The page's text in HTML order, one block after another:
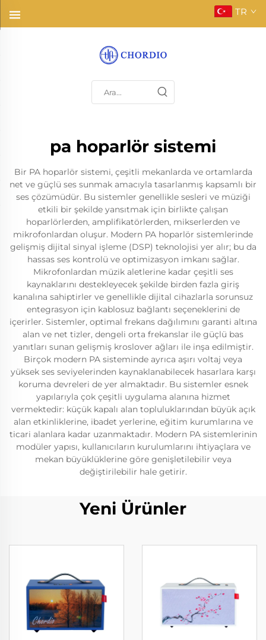
TR
pa hoparlör sistemi
Bir PA hoparlör sistemi, çeşitli mekanlarda ve ortamlarda
net ve güçlü ses sunmak amacıyla tasarlanmış kapsamlı bir
ses çözümüdür. Bu sistemler genellikle sesleri ve müziği
etkili bir şekilde yansıtmak için birlikte çalışan
hoparlörlerden, amplifikatörlerden, mikserlerden ve
mikrofonlardan oluşur. Modern PA hoparlör sistemlerinde
gelişmiş dijital sinyal işleme (DSP) teknolojisi yer alır; bu da
hassas ses kontrolü ve optimizasyon imkanı sağlar.
Mikrofonlardan müzik aletlerine kadar çeşitli ses
kaynaklarını destekleyecek şekilde birden fazla giriş
kanalına sahiptirler ve genellikle dijital cihazlarla sorunsuz
entegrasyon için kablosuz bağlantı seçeneklerini de
içerirler. Sistemler, optimal frekans dağılımını garanti altına
alan ve net tizler, dengeli orta frekanslar ile güçlü bas
yanıtları sunan gelişmiş kroslover ağları ile inşa edilmiştir.
Birçok modern PA sisteminde ayrıca aşırı voltaj veya
yüksek ses seviyelerinden kaynaklanabilecek hasarlara karşı
koruma devreleri de yer almaktadır. Bu sistemler esnek
yapılarıyla çok çeşitli uygulama alanına hizmet
vermektedir: küçük kapalı alan topluluklarından büyük açık
alan etkinliklerine, ibadet yerlerine, eğitim kurumlarına ve
ticari alanlara kadar uzanmaktadır. Modern PA sistemlerinin
modüler yapısı, kullanıcıların kurulumlarını ihtiyaçlara ve
mekan büyüklüklerine göre genişletilebilir veya
değiştirilebilir hale getirir.
Yeni Ürünler